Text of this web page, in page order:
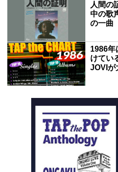
人間の
中の歌
の一曲
1986年
けてい
JOVIが